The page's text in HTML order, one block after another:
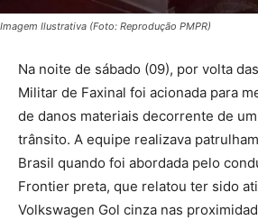
Imagem Ilustrativa (Foto: Reprodução PMPR)
Na noite de sábado (09), por volta
Militar de Faxinal foi acionada para
de danos materiais decorrente de
trânsito. A equipe realizava
Brasil quando foi abordada pelo
Frontier preta, que relatou ter sido
Volkswagen Gol cinza nas